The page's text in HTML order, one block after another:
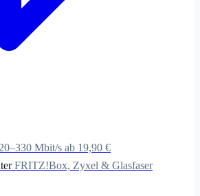
20–330 Mbit/s ab 19,90 €
FRITZ!Box, Zyxel & Glasfaser